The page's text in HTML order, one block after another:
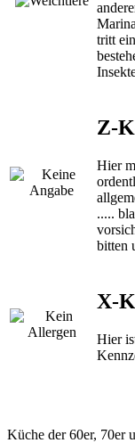
tritt
Z-
Hier
.....
bitten
X-
Hier
Küche der 60er, 70er